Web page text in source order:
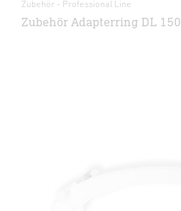
Zubehör - Professional Line
Zubehör Adapterring DL 150